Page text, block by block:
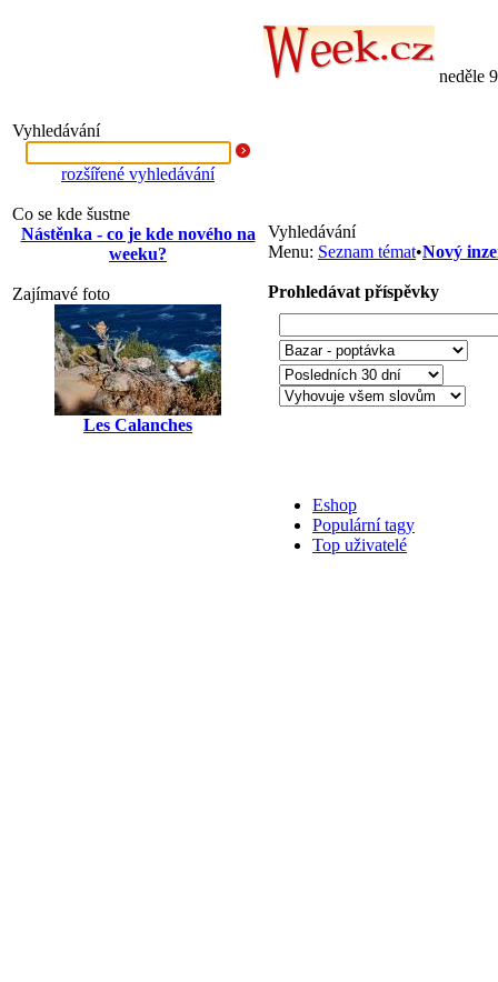
neděle
Vyhledávání
rozšířené vyhledávání
Co se kde šustne
Nástěnka - co je kde nového na
weeku?
Zajímavé foto
Les Calanches
Vyhledávání
Menu: Seznam témat•Nový
Prohledávat příspěvky
Eshop
Populární tagy
Top uživatelé